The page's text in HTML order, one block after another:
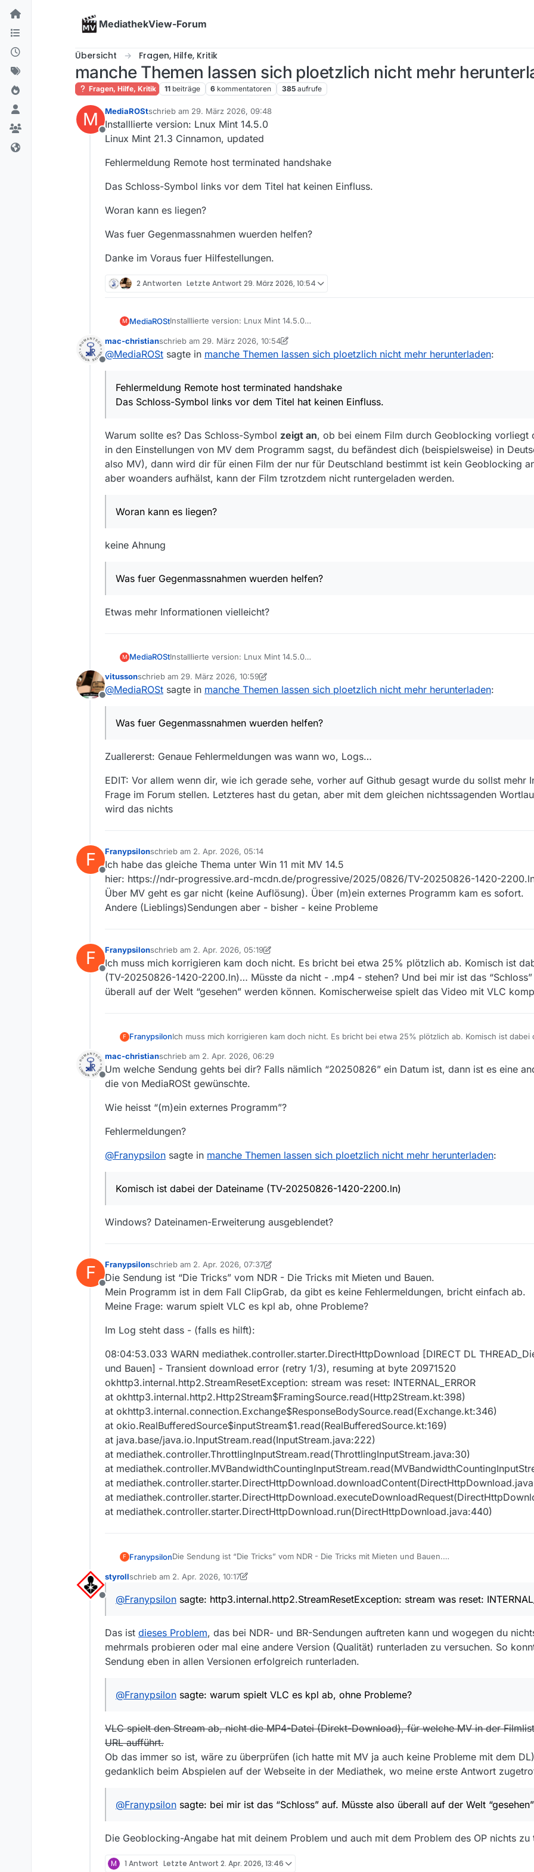
Skip to content
MediathekView-Forum
Übersicht Fragen, Hilfe, Kritik
manche Themen lassen sich ploetzlich nicht mehr
Fragen, Hilfe, Kritik 11 beiträge 6 kommentatoren 385 aufrufe
M
Offline
MediaROStschrieb am 29. März 2026, 09:48
zuletzt editiert von
Installlierte version: Lnux Mint 14.5.0
Linux Mint 21.3 Cinnamon, updated
Fehlermeldung Remote host terminated handshake
Das Schloss-Symbol links vor dem Titel hat keinen Einfluss.
Woran kann es liegen?
Was fuer Gegenmassnahmen wuerden helfen?
Danke im Voraus fuer Hilfestellungen.
2 Antworten Letzte Antwort 29. März 2026, 10:54
M MediaROStInstalllierte version: Lnux Mint 14.5.0
Fehlermeldung Remote host terminated handshake
Woran kann es liegen?
Danke im Voraus fuer Hilfestellungen.
Offline
mac-christianschrieb am 29. März 2026, 10:54
zuletzt editiert von mac-christian
@MediaROSt sagte in manche Themen lassen sich ploetzlich nicht mehr herunterladen:
Fehlermeldung Remote host terminated handshake
Das Schloss-Symbol links vor dem Titel hat keinen Einfluss.
Warum sollte es? Das Schloss-Symbol zeigt an, ob bei einem Film durch Geoblocking vorliegt
in den Einstellungen von MV dem Programm sagst, du befändest dich (beispielsweise) in
also MV), dann wird dir für einen Film der nur für Deutschland bestimmt ist kein Geoblocking
aber woanders aufhälst, kann der Film tzrotzdem nicht runtergeladen werden.
Woran kann es liegen?
keine Ahnung
Was fuer Gegenmassnahmen wuerden helfen?
Etwas mehr Informationen vielleicht?
M MediaROStInstalllierte version: Lnux Mint 14.5.0
Fehlermeldung Remote host terminated handshake
Woran kann es liegen?
Offline
vitussonschrieb am 29. März 2026, 10:59
zuletzt editiert von vitusson
@MediaROSt sagte in manche Themen lassen sich ploetzlich nicht mehr herunterladen:
Was fuer Gegenmassnahmen wuerden helfen?
Zuallererst: Genaue Fehlermeldungen was wann wo, Logs…
EDIT: Vor allem wenn dir, wie ich gerade sehe, vorher auf Github gesagt wurde du sollst mehr
Frage im Forum stellen. Letzteres hast du getan, aber mit dem gleichen nichtssagenden
wird das nichts
F
Offline
Franypsilonschrieb am 2. Apr. 2026, 05:14
zuletzt editiert von
Ich habe das gleiche Thema unter Win 11 mit MV 14.5
hier: https://ndr-progressive.ard-mcdn.de/progressive/2025/0826/TV-20250826-1420-
Über MV geht es gar nicht (keine Auflösung). Über (m)ein externes Programm kam es sofort.
Andere (Lieblings)Sendungen aber - bisher - keine Probleme
F
Offline
Franypsilonschrieb am 2. Apr. 2026, 05:19
zuletzt editiert von Franypsilon4. Feb. 2026, 07:25
Ich muss mich korrigieren kam doch nicht. Es bricht bei etwa 25% plötzlich ab. Komisch ist
(TV-20250826-1420-2200.ln)… Müsste da nicht - .mp4 - stehen? Und bei mir ist das
überall auf der Welt “gesehen” werden können. Komischerweise spielt das Video mit VLC
F FranypsilonIch muss mich korrigieren kam doch nicht. Es bricht bei etwa 25% plötzlich ab. Komisch ist dabei
der Welt “gesehen” werden können. Komischerweise spielt das Video mit VLC komplett ab…
Offline
mac-christianschrieb am 2. Apr. 2026, 06:29
zuletzt editiert von
Um welche Sendung gehts bei dir? Falls nämlich “20250826” ein Datum ist, dann ist es eine
die von MediaROSt gewünschte.
Wie heisst “(m)ein externes Programm”?
Fehlermeldungen?
@Franypsilon sagte in manche Themen lassen sich ploetzlich nicht mehr herunterladen:
Komisch ist dabei der Dateiname (TV-20250826-1420-2200.ln)
Windows? Dateinamen-Erweiterung ausgeblendet?
F
Offline
Franypsilonschrieb am 2. Apr. 2026, 07:37
zuletzt editiert von Franypsilon4. Feb. 2026, 09:48
Die Sendung ist “Die Tricks” vom NDR - Die Tricks mit Mieten und Bauen.
Mein Programm ist in dem Fall ClipGrab, da gibt es keine Fehlermeldungen, bricht einfach ab.
Meine Frage: warum spielt VLC es kpl ab, ohne Probleme?
Im Log steht dass - (falls es hilft):
08:04:53.033 WARN mediathek.controller.starter.DirectHttpDownload [DIRECT DL
und Bauen] - Transient download error (retry 1/3), resuming at byte 20971520
okhttp3.internal.http2.StreamResetException: stream was reset: INTERNAL_ERROR
at okhttp3.internal.http2.Http2Stream$FramingSource.read(Http2Stream.kt:398)
at okhttp3.internal.connection.Exchange$ResponseBodySource.read(Exchange.kt:346)
at okio.RealBufferedSource$inputStream$1.read(RealBufferedSource.kt:169)
at java.base/java.io.InputStream.read(InputStream.java:222)
at mediathek.controller.ThrottlingInputStream.read(ThrottlingInputStream.java:30)
at
at
at
at mediathek.controller.starter.DirectHttpDownload.run(DirectHttpDownload.java:440)
F FranypsilonDie Sendung ist “Die Tricks” vom NDR - Die Tricks mit Mieten und Bauen.
Meine Frage: warum spielt VLC es kpl ab, ohne Probleme?
Im Log steht dass - (falls es hilft):
08:04:53.033 WARN mediathek.controller.starter.DirectHttpDownload [DIRECT DL THREAD_Die Tricks mit Mieten und
at okhttp3.internal.http2.Http2Stream$FramingSource.read(Http2Stream.kt:398)
at okhttp3.internal.connection.Exchange$ResponseBodySource.read(Exchange.kt:346)
at okio.RealBufferedSource$inputStream$1.read(RealBufferedSource.kt:169)
at java.base/java.io.InputStream.read(InputStream.java:222)
at
at mediathek.controller.starter.DirectHttpDownload.run(DirectHttpDownload.java:440)
Offline
styrollschrieb am 2. Apr. 2026, 10:17
zuletzt editiert von styroll 4. März 2026, 00:05
@Franypsilon sagte: http3.internal.http2.StreamResetException: stream was reset:
Das ist dieses Problem, das bei NDR- und BR-Sendungen auftreten kann und wogegen du
mehrmals probieren oder mal eine andere Version (Qualität) runterladen zu versuchen. So
Sendung eben in allen Versionen erfolgreich runterladen.
@Franypsilon sagte: warum spielt VLC es kpl ab, ohne Probleme?
VLC spielt den Stream ab, nicht die MP4-Datei (Direkt-Download), für welche MV in der
URL aufführt.
Ob das immer so ist, wäre zu überprüfen (ich hatte mit MV ja auch keine Probleme mit dem
gedanklich beim Abspielen auf der Webseite in der Mediathek, wo meine erste Antwort
@Franypsilon sagte: bei mir ist das “Schloss” auf. Müsste also überall auf der Welt
Die Geoblocking-Angabe hat mit deinem Problem und auch mit dem Problem des OP nichts zu
M 1 Antwort Letzte Antwort 2. Apr. 2026, 13:46